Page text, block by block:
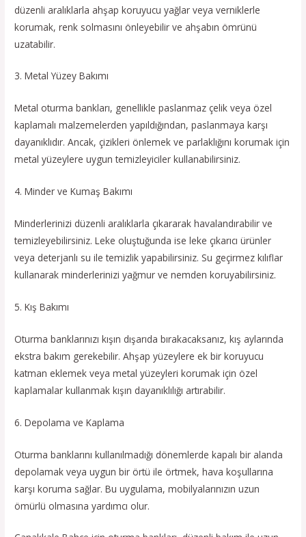
düzenli aralıklarla ahşap koruyucu yağlar veya verniklerle
korumak, renk solmasını önleyebilir ve ahşabın ömrünü
uzatabilir.
3. Metal Yüzey Bakımı
Metal oturma bankları, genellikle paslanmaz çelik veya özel
kaplamalı malzemelerden yapıldığından, paslanmaya karşı
dayanıklıdır. Ancak, çizikleri önlemek ve parlaklığını korumak için
metal yüzeylere uygun temizleyiciler kullanabilirsiniz.
4. Minder ve Kumaş Bakımı
Minderlerinizi düzenli aralıklarla çıkararak havalandırabilir ve
temizleyebilirsiniz. Leke oluştuğunda ise leke çıkarıcı ürünler
veya deterjanlı su ile temizlik yapabilirsiniz. Su geçirmez kılıflar
kullanarak minderlerinizi yağmur ve nemden koruyabilirsiniz.
5. Kış Bakımı
Oturma banklarınızı kışın dışarıda bırakacaksanız, kış aylarında
ekstra bakım gerekebilir. Ahşap yüzeylere ek bir koruyucu
katman eklemek veya metal yüzeyleri korumak için özel
kaplamalar kullanmak kışın dayanıklılığı artırabilir.
6. Depolama ve Kaplama
Oturma banklarını kullanılmadığı dönemlerde kapalı bir alanda
depolamak veya uygun bir örtü ile örtmek, hava koşullarına
karşı koruma sağlar. Bu uygulama, mobilyalarınızın uzun
ömürlü olmasına yardımcı olur.